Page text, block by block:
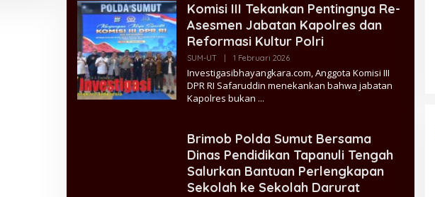
Komisi III Tekankan Pentingnya Re-
Asesmen Jabatan Kapolres dan
Reformasi Kultur Polri
SUM-UT 1 Februari 2026Oleh
Admin
Investigasibhayangkara.com, Anggota Komisi III
DPR RI Safaruddin menekankan bahwa jabatan
Kapolres bukan
Brimob Polda Sumut Bersama
Dinas Pendidikan Tapanuli Tengah
Salurkan Bantuan Perlengkapan
Sekolah ke Sekolah Darurat
Polri Kerahkan 372 Taruna Akpol
TNI